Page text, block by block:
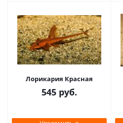
Лорикария Красная
545 руб.